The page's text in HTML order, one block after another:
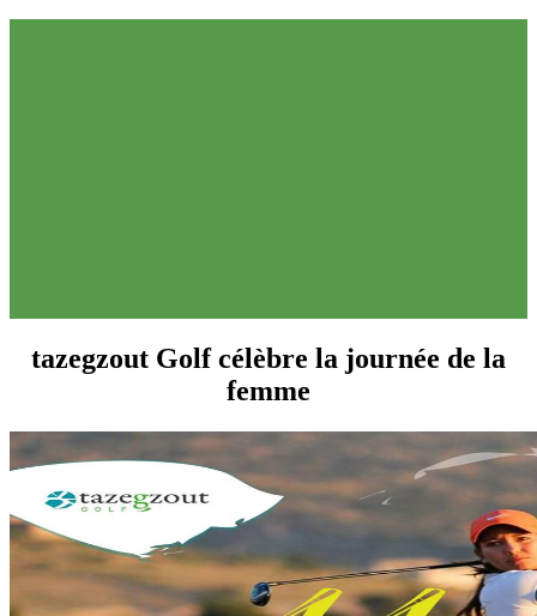
tazegzout Golf célèbre la journée de la
femme